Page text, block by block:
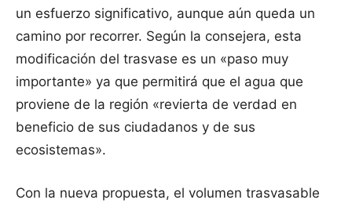
un esfuerzo significativo, aunque aún queda un
camino por recorrer. Según la consejera, esta
modificación del trasvase es un «paso muy
importante» ya que permitirá que el agua que
proviene de la región «revierta de verdad en
beneficio de sus ciudadanos y de sus
ecosistemas».
Con la nueva propuesta, el volumen trasvasable